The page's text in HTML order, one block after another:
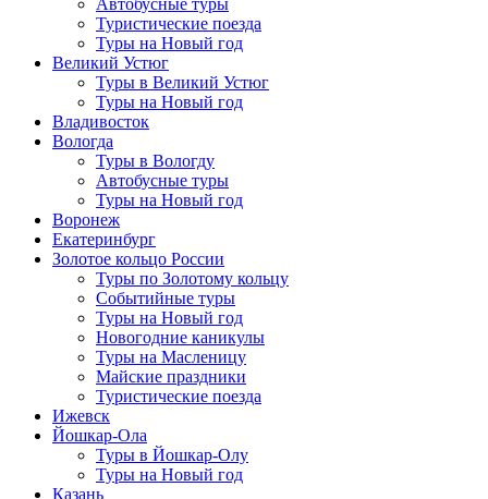
Туристические поезда
Туры на Новый год
Великий Устюг
Туры в Великий Устюг
Туры на Новый год
Владивосток
Вологда
Туры в Вологду
Автобусные туры
Туры на Новый год
Воронеж
Екатеринбург
Золотое кольцо России
Туры по Золотому кольцу
Событийные туры
Туры на Новый год
Новогодние каникулы
Туры на Масленицу
Майские праздники
Туристические поезда
Ижевск
Йошкар-Ола
Туры в Йошкар-Олу
Туры на Новый год
Казань